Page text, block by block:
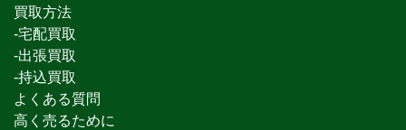
買取方法
-宅配買取
-出張買取
-持込買取
よくある質問
高く売るために